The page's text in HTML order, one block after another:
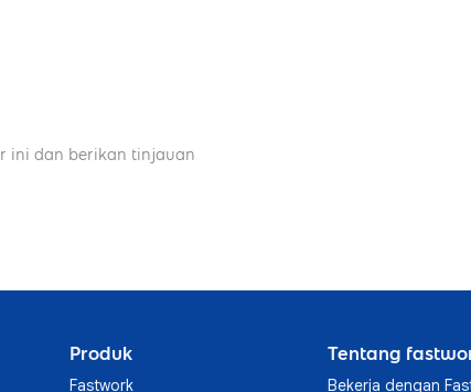
ini dan berikan tinjauan
Produk
Fastwork
Tentang
Bekerja dengan